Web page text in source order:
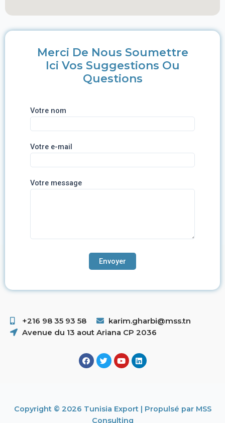
Merci De Nous Soumettre
Ici Vos Suggestions Ou
Questions
Votre nom
Votre e-mail
Votre message
+216 98 35 93 58 ​
karim.gharbi@mss.tn
Avenue du 13 aout Ariana CP 2036
Copyright © 2026 Tunisia Export | Propulsé par MSS
Consulting